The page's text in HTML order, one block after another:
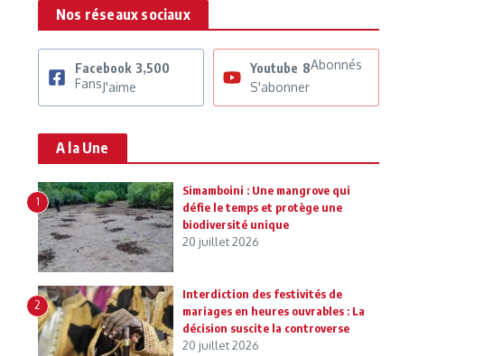
Nos réseaux sociaux
Facebook 3,500
FansJ'aime
Youtube 8Abonnés
S'abonner
A la Une
1
Simamboini : Une mangrove qui
défie le temps et protège une
biodiversité unique
20 juillet 2026
2
Interdiction des festivités de
mariages en heures ouvrables : La
décision suscite la controverse
20 juillet 2026